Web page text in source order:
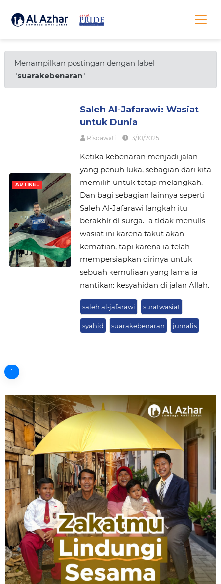
Menampilkan postingan dengan label
"suarakebenaran"
ARTIKEL
Saleh Al-Jafarawi: Wasiat
untuk Dunia
Risdawati 13/10/2025
Ketika kebenaran menjadi jalan
yang penuh luka, sebagian dari kita
memilih untuk tetap melangkah.
Dan bagi sebagian lainnya seperti
Saleh Al-Jafarawi langkah itu
berakhir di surga. Ia tidak menulis
wasiat ini karena takut akan
kematian, tapi karena ia telah
mempersiapkan dirinya untuk
sebuah kemuliaan yang lama ia
nantikan: kesyahidan di jalan Allah.
saleh al-jafarawi suratwasiat
syahid suarakebenaran jurnalis
1